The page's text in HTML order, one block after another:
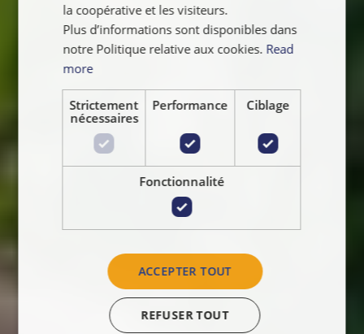
la coopérative et les visiteurs.
Plus d’informations sont disponibles dans
notre Politique relative aux cookies. Read
more
Strictement
nécessaires
Performance Ciblage
Fonctionnalité
ACCEPTER TOUT
REFUSER TOUT